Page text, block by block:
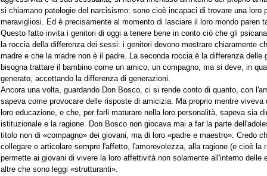
si chiamano patologie del narcisismo: sono cioè incapaci di trovare una
meravigliosi. Ed è precisamente al momento di lasciare il loro mondo paren
Questo fatto invita i genitori di oggi a tenere bene in conto ciò che gli
la roccia della differenza dei sessi: i genitori devono mostrare chiaramente
madre e che la madre non è il padre. La seconda roccia è la differenza
bisogna trattare il bambino come un amico, un compagno, ma si deve, in
generato, accettando la differenza di generazioni.
Ancora una volta, guardando Don Bosco, ci si rende conto di quanto, con
sapeva come provocare delle risposte di amicizia. Ma proprio mentre
loro educazione, e che, per farli maturare nella loro personalità, sapeva sia
istituzionale e la ragione. Don Bosco non giocava mai a far la parte
titolo non di «compagno» dei giovani, ma di loro «padre e maestro». Credo
collegare e articolare sempre l'affetto, l'amorevolezza, alla ragione (e cioè
permette ai giovani di vivere la loro affettività non solamente all'interno
altre che sono leggi «strutturanti».